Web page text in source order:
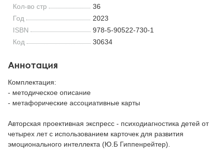
Кол-во стр
36
Год
2023
ISBN
978-5-90522-730-1
Код
30634
Аннотация
Комплектация:
- методическое описание
- метафорические ассоциативные карты
Авторская проективная экспресс - психодиагностика детей от
четырех лет с использованием карточек для развития
эмоционального интеллекта (Ю.Б Гиппенрейтер).